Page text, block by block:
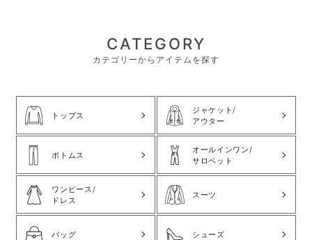
CATEGORY
カテゴリーからアイテムを探す
トップス
ジャケット/
アウター
ボトムス
オールインワン/
サロペット
ワンピース/
ドレス
スーツ
バッグ シューズ